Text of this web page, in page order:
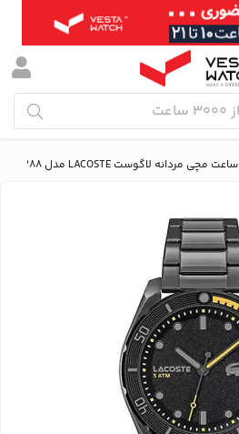
ساعت مچی مردانه لاگوست LACOSTE مدل 2011288